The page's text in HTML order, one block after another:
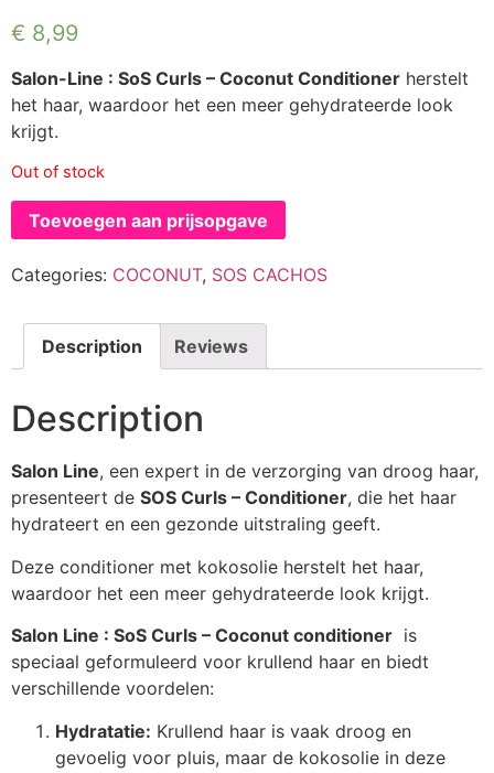
€ 8,99
Salon-Line : SoS Curls – Coconut Conditioner herstelt
het haar, waardoor het een meer gehydrateerde look
krijgt.
Out of stock
Toevoegen aan prijsopgave
Categories: COCONUT, SOS CACHOS
Description Reviews
Description
Salon Line, een expert in de verzorging van droog haar,
presenteert de SOS Curls – Conditioner, die het haar
hydrateert en een gezonde uitstraling geeft.
Deze conditioner met kokosolie herstelt het haar,
waardoor het een meer gehydrateerde look krijgt.
Salon Line : SoS Curls – Coconut conditioner is
speciaal geformuleerd voor krullend haar en biedt
verschillende voordelen:
Hydratatie: Krullend haar is vaak droog en
gevoelig voor pluis, maar de kokosolie in deze